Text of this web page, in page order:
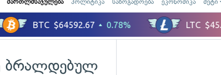
მართლმსაჯულება პოლიტიკა საზოგადოება ეკონომიკა მეტი
ბრალდებულ